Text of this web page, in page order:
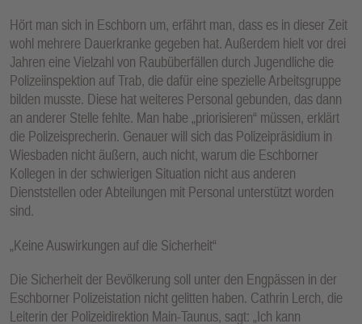
Hört man sich in Eschborn um, erfährt man, dass es in dieser Zeit
wohl mehrere Dauerkranke gegeben hat. Außerdem hielt vor drei
Jahren eine Vielzahl von Raubüberfällen durch Jugendliche die
Polizeiinspektion auf Trab, die dafür eine spezielle Arbeitsgruppe
bilden musste. Diese hat weiteres Personal gebunden, das dann
an anderer Stelle fehlte. Man habe „priorisieren“ müssen, erklärt
die Polizeisprecherin. Genauer will sich das Polizeipräsidium in
Wiesbaden nicht äußern, auch nicht, warum die Eschborner
Kollegen in der schwierigen Situation nicht aus anderen
Dienststellen oder Abteilungen mit Personal unterstützt worden
sind.
„Keine Auswirkungen auf die Sicherheit“
Die Sicherheit der Bevölkerung soll unter den Engpässen in der
Eschborner Polizeistation nicht gelitten haben. Cathrin Lerch, die
Leiterin der Polizeidirektion Main-Taunus, sagt: „Ich kann